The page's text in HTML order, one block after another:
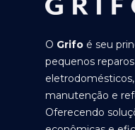
O Grifo é seu
pequenos
manutenção e
Oferecendo